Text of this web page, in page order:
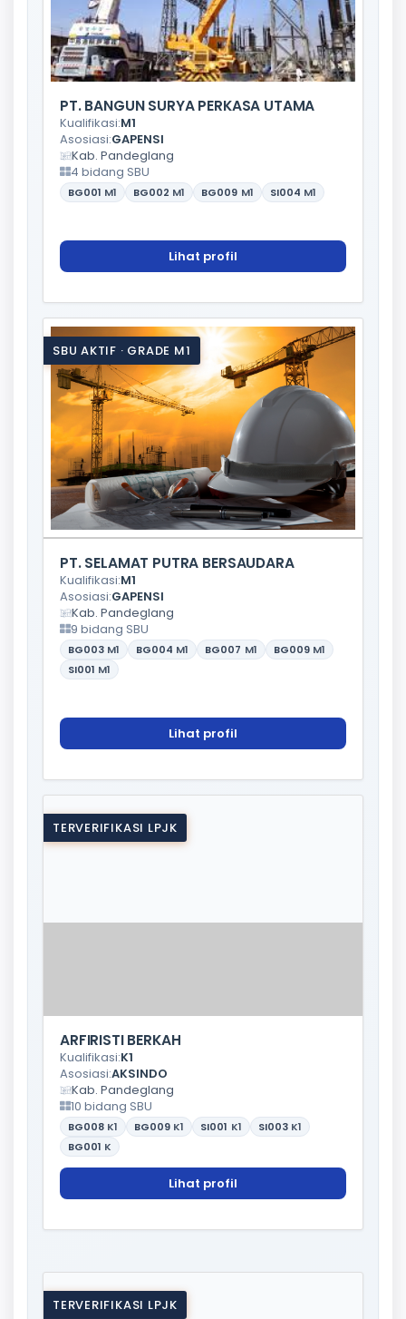
PT. BANGUN SURYA PERKASA UTAMA
Kualifikasi:M1
Asosiasi:GAPENSI
Kab. Pandeglang
4 bidang SBU
BG001 M1 BG002 M1 BG009 M1 SI004 M1
Lihat profil
SBU AKTIF · GRADE M1
PT. SELAMAT PUTRA BERSAUDARA
Kualifikasi:M1
Asosiasi:GAPENSI
Kab. Pandeglang
9 bidang SBU
BG003 M1 BG004 M1 BG007 M1 BG009 M1
SI001 M1
Lihat profil
TERVERIFIKASI LPJK
ARFIRISTI BERKAH
Kualifikasi:K1
Asosiasi:AKSINDO
Kab. Pandeglang
10 bidang SBU
BG008 K1 BG009 K1 SI001 K1 SI003 K1
BG001 K
Lihat profil
TERVERIFIKASI LPJK